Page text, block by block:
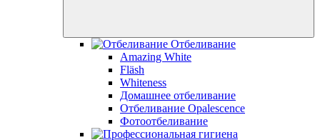
Отбеливание
Amazing White
Fläsh
Whiteness
Домашнее отбеливание
Отбеливание Opalescence
Фотоотбеливание